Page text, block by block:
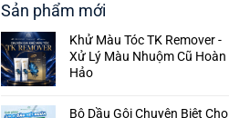
Sản phẩm mới
Khử Màu Tóc TK Remover -
Xử Lý Màu Nhuộm Cũ Hoàn
Hảo
Bộ Dầu Gội Chuyên Biệt Cho